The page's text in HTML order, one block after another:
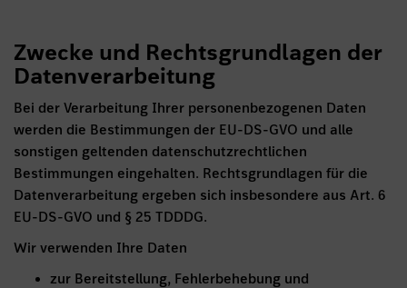
Zwecke und Rechtsgrundlagen der
Datenverarbeitung
Bei der Verarbeitung Ihrer personenbezogenen Daten
werden die Bestimmungen der EU-DS-GVO und alle
sonstigen geltenden datenschutzrechtlichen
Bestimmungen eingehalten. Rechtsgrundlagen für die
Datenverarbeitung ergeben sich insbesondere aus Art. 6
EU-DS-GVO und § 25 TDDDG.
Wir verwenden Ihre Daten
zur Bereitstellung, Fehlerbehebung und